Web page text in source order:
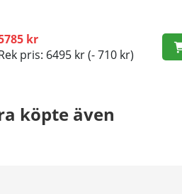
kr
pris: 6495 kr(- 710 kr)
köpte även